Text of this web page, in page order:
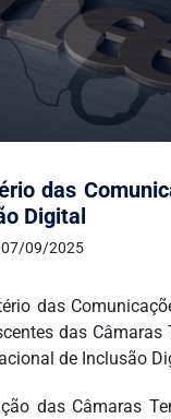
das
Digital
07/09/2025
das
das
de Inclusão
das Câmaras